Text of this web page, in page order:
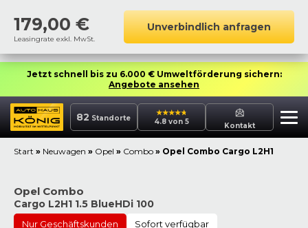
179,00 €
Leasingrate exkl. MwSt.
Unverbindlich anfragen
Jetzt schnell bis zu 6.000 € Umweltförderung sichern:
Angebote ansehen
82 Standorte 4.8 von 5 Kontakt
Start » Neuwagen » Opel » Combo » Opel Combo Cargo L2H1
Opel Combo
Cargo L2H1 1.5 BlueHDi 100
Nur Geschäftskunden
Sofort verfügbar